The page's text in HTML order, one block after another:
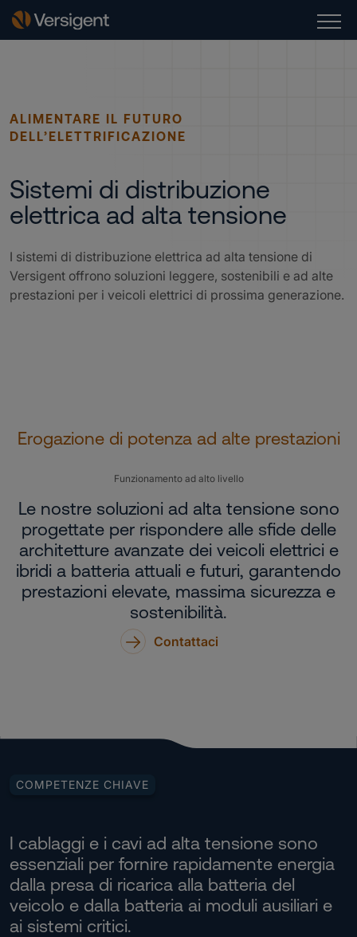
ALIMENTARE IL FUTURO
DELL’ELETTRIFICAZIONE
Sistemi di distribuzione
elettrica ad alta tensione
I sistemi di distribuzione elettrica ad alta tensione di
Versigent offrono soluzioni leggere, sostenibili e ad alte
prestazioni per i veicoli elettrici di prossima generazione.
Erogazione di potenza ad alte prestazioni
Funzionamento ad alto livello
Le nostre soluzioni ad alta tensione sono
progettate per rispondere alle sfide delle
architetture avanzate dei veicoli elettrici e
ibridi a batteria attuali e futuri, garantendo
prestazioni elevate, massima sicurezza e
sostenibilità.
Contattaci
COMPETENZE CHIAVE
I cablaggi e i cavi ad alta tensione sono
essenziali per fornire rapidamente energia
dalla presa di ricarica alla batteria del
veicolo e dalla batteria ai moduli ausiliari e
ai sistemi critici.